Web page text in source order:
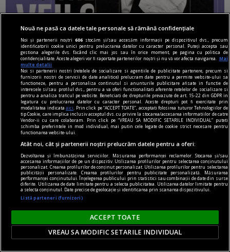
în oeaș
Finn & Oigăn, solo
Originar din Londra dar relocat în Noua
Zeelandă, Finn Andrews este compozitor și
multi-instrumentist.
Nouă ne pasă ca datele tale personale să rămână confidențiale
Noi și partenerii noștri606 stocăm și/sau accesăm informații pe dispozitivul dvs., precum
identificatorii cookie unici pentru prelucrarea datelor cu caracter personal. Puteți accepta sau
gestiona alegerile dvs. făcând clic mai jos sau în orice moment, pe pagina cu politica de
confidențialitate. Aceste alegeri vor fi raportate partenerilor noștri și nu vă vor afecta navigarea.
Mai
multe detalii
Noi si partenerii nostri (retelele de socializare si agentiile de publicitate partenere, precum si
furnizorii nostri de servicii de date analitice) prelucram date pentru a permite website-ului sa
functioneze, pentru a personaliza continutul si anunturile publicitare afisate in functie de
interesele si/sau profilul dvs., pentru a va oferi functionalitati aferente retelelor de socializare si
pentru a analiza traficul pe website. Beneficiati de drepturile prevazute de art. 15-22 din GDPR in
legatura cu prelucrarea datelor cu caracter personal. Aceste drepturi pot fi exercitate prin
modalitatea indicataaici
. Prin click pe “ACCEPT TOATE”, acceptati folosirea tuturor Tehnologiilor de
tip Cookie, care implica inclusiv acceptul dvs. cu privire la stocarea/accesarea informatiilor de catre
Vendor-ii cu care colaboram. Prin click pe “VREAU SA MODIFIC SETARILE INDIVIDUAL” puteti
schimba preferintele in mod individual, mai putin cele legate de cookie strict necesare pentru
functionarea website-ului.
Atât noi, cât și partenerii noștri prelucrăm datele pentru a oferi:
Dezvoltarea și îmbunătățirea serviciilor. Măsurarea performanței reclamelor. Stocarea și/sau
accesarea informațiilor de pe un dispozitiv. Utilizarea profilurilor pentru selectarea conținutului
personalizat. Crearea profilurilor de conținut personalizat. Utilizarea profilurilor pentru selectarea
publicității personalizate. Crearea profilurilor pentru publicitate personalizată. Măsurarea
performanței conținutului. Înțelegerea publicului prin statistici sau combinații de date din surse
diferite. Utilizarea de date limitate pentru a selecta publicitatea. Utilizarea datelor limitate pentru
a selecta conținutul. Date precise de geolocație și identificarea prin scanarea dispozitivului.
Listă parteneri (furnizori)
ACCEPT TOATE
VREAU SA MODIFIC SETARILE INDIVIDUAL